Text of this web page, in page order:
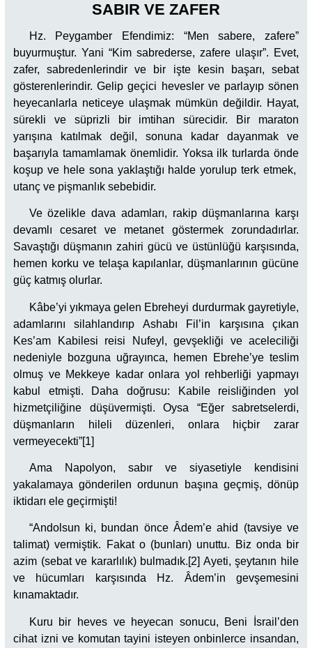
SABIR VE ZAFER
Hz. Peygamber Efendimiz: “Men sabere, zafere”
buyurmuştur. Yani “Kim sabrederse, zafere ulaşır”. Evet,
zafer, sabredenlerindir ve bir işte kesin başarı, sebat
gösterenlerindir. Gelip geçici hevesler ve parlayıp sönen
heyecanlarla neticeye ulaşmak mümkün değildir. Hayat,
sürekli ve süprizli bir imtihan sürecidir. Bir maraton
yarışına katılmak değil, sonuna kadar dayanmak ve
başarıyla tamamlamak önemlidir. Yoksa ilk turlarda önde
koşup ve hele sona yaklaştığı halde yorulup terk etmek,
utanç ve pişmanlık sebebidir.
Ve özelikle dava adamları, rakip düşmanlarına karşı
devamlı cesaret ve metanet göstermek zorundadırlar.
Savaştığı düşmanın zahiri gücü ve üstünlüğü karşısında,
hemen korku ve telaşa kapılanlar, düşmanlarının gücüne
güç katmış olurlar.
Kâbe’yi yıkmaya gelen Ebreheyi durdurmak gayretiyle,
adamlarını silahlandırıp Ashabı Fil’in karşısına çıkan
Kes’am Kabilesi reisi Nufeyl, gevşekliği ve aceleciliği
nedeniyle bozguna uğrayınca, hemen Ebrehe’ye teslim
olmuş ve Mekkeye kadar onlara yol rehberliği yapmayı
kabul etmişti. Daha doğrusu: Kabile reisliğinden yol
hizmetçiliğine düşüvermişti. Oysa “Eğer sabretselerdi,
düşmanların hileli düzenleri, onlara hiçbir zarar
vermeyecekti”[1]
Ama Napolyon, sabır ve siyasetiyle kendisini
yakalamaya gönderilen ordunun başına geçmiş, dönüp
iktidarı ele geçirmişti!
“Andolsun ki, bundan önce Âdem’e ahid (tavsiye ve
talimat) vermiştik. Fakat o (bunları) unuttu. Biz onda bir
azim (sebat ve kararlılık) bulmadık.[2] Ayeti, şeytanın hile
ve hücumları karşısında Hz. Âdem’in gevşemesini
kınamaktadır.
Kuru bir heves ve heyecan sonucu, Beni İsrail’den
cihat izni ve komutan tayini isteyen onbinlerce insandan,